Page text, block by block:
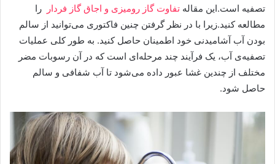
تصفیه است.این مقاله تفاوت گاز رومیزی و اجاق گاز فردار
را
مطالعه کنید.زیرا با در نظر گرفتن چنین فاکتوری می‌توانید از سالم
بودن آب آشامیدنی خود اطمینان حاصل کنید. به طور کلی عملیات
تصفیه‌ی آب، یک فرآیند چند مرحله‌ای است که در آن رسوبات مضر
مختلف از چندین غشا عبور داده می‌شود تا آب شفافی و سالم
حاصل شود.